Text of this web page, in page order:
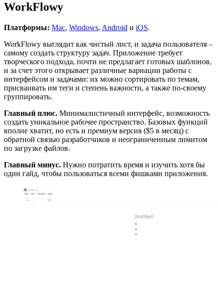
WorkFlowy
Платформы: Mac, Windows, Android и iOS.
WorkFlowy выглядит как чистый лист, и задача пользователя –
самому создать структуру задач. Приложение требует
творческого подхода, почти не предлагает готовых шаблонов,
и за счет этого открывает различные вариации работы с
интерфейсом и задачами: их можно сортировать по темам,
присваивать им теги и степень важности, а также по-своему
группировать.
Главный плюс. Минималистичный интерфейс, возможность
создать уникальное рабочее пространство. Базовых функций
вполне хватит, но есть и премиум версия ($5 в месяц) с
обратной связью разработчиков и неограниченным лимитом
по загрузке файлов.
Главный минус. Нужно потратить время и изучить хотя бы
один гайд, чтобы пользоваться всеми фишками приложения.